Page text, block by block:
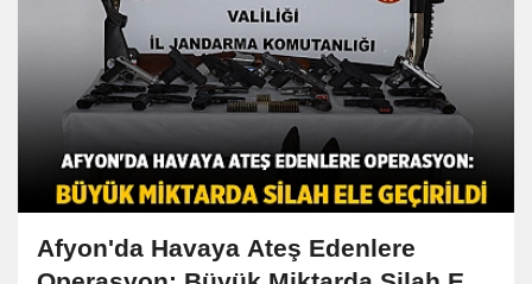
Afyon'da Havaya Ateş Edenlere